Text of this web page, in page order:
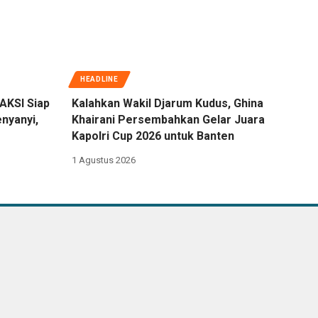
Siap
HEADLINE
Kalahkan Wakil Djarum Kudus, Ghina
Khairani Persembahkan Gelar Juara
Kapolri Cup 2026 untuk Banten
1 Agustus 2026